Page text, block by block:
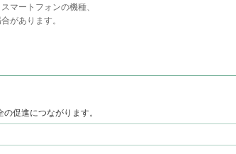
マートフォンの機種、
があります。
促進につながります。